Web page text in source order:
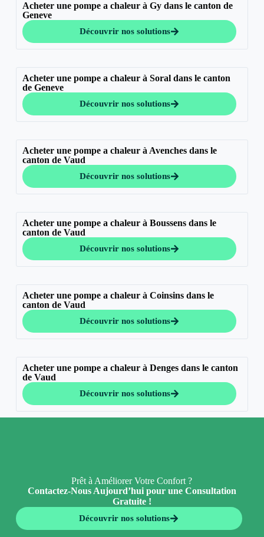
Acheter une pompe a chaleur à Gy dans le canton de
Geneve
Découvrir nos solutions
Acheter une pompe a chaleur à Soral dans le canton
de Geneve
Découvrir nos solutions
Acheter une pompe a chaleur à Avenches dans le
canton de Vaud
Découvrir nos solutions
Acheter une pompe a chaleur à Boussens dans le
canton de Vaud
Découvrir nos solutions
Acheter une pompe a chaleur à Coinsins dans le
canton de Vaud
Découvrir nos solutions
Acheter une pompe a chaleur à Denges dans le canton
de Vaud
Découvrir nos solutions
Prêt à Améliorer Votre Confort ?
Contactez-Nous Aujourd’hui pour une Consultation
Gratuite !
Découvrir nos solutions